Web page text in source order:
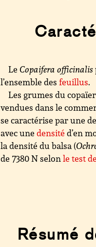
Le Copaifera officinalis
l’ensemble desfeuillus.
Les grumes du
vendues dans le
se caractérise par une
avec unedensité d’en
la densité du balsa (
de 7380 N selonle test
Résumé